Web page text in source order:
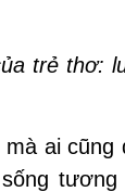
trẻ thơ:
ai cũng